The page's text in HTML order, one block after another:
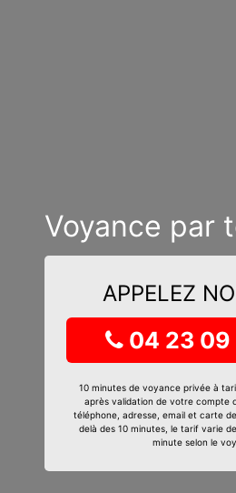
Voyance par
APPELEZ
04 23 09
10 minutes de voyance privée à
après validation de votre compte
téléphone, adresse, email et carte
delà des 10 minutes, le tarif varie
minute selon le